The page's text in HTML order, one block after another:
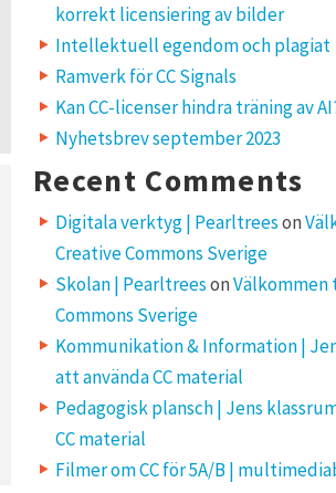
korrekt licensiering av bilder
Intellektuell egendom och plagiat
Ramverk för CC Signals
Kan CC-licenser hindra träning av
Nyhetsbrev september 2023
Recent Comments
Digitala verktyg | Pearltreeson
Creative Commons Sverige
Skolan | PearltreesonVälkommen
Commons Sverige
Kommunikation & Information |
att använda CC material
Pedagogisk plansch | Jens
CC material
Filmer om CC för 5A/B |